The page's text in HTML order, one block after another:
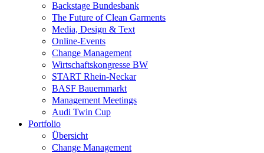
Backstage Bundesbank
The Future of Clean Garments
Media, Design & Text
Online-Events
Change Management
Wirtschaftskongresse BW
START Rhein-Neckar
BASF Bauernmarkt
Management Meetings
Audi Twin Cup
Portfolio
Übersicht
Change Management